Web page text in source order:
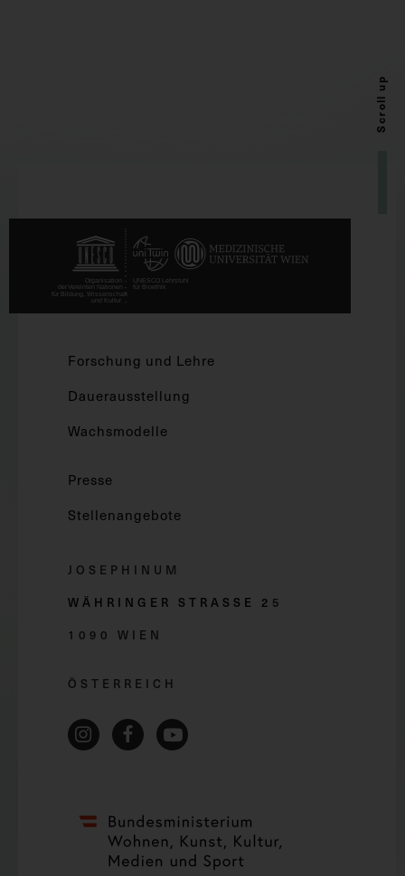
Scroll up
Forschung und Lehre
Dauerausstellung
Wachsmodelle
Presse
Stellenangebote
JOSEPHINUM
WÄHRINGER STRASSE 2 5
1090 WIEN
ÖSTERREICH